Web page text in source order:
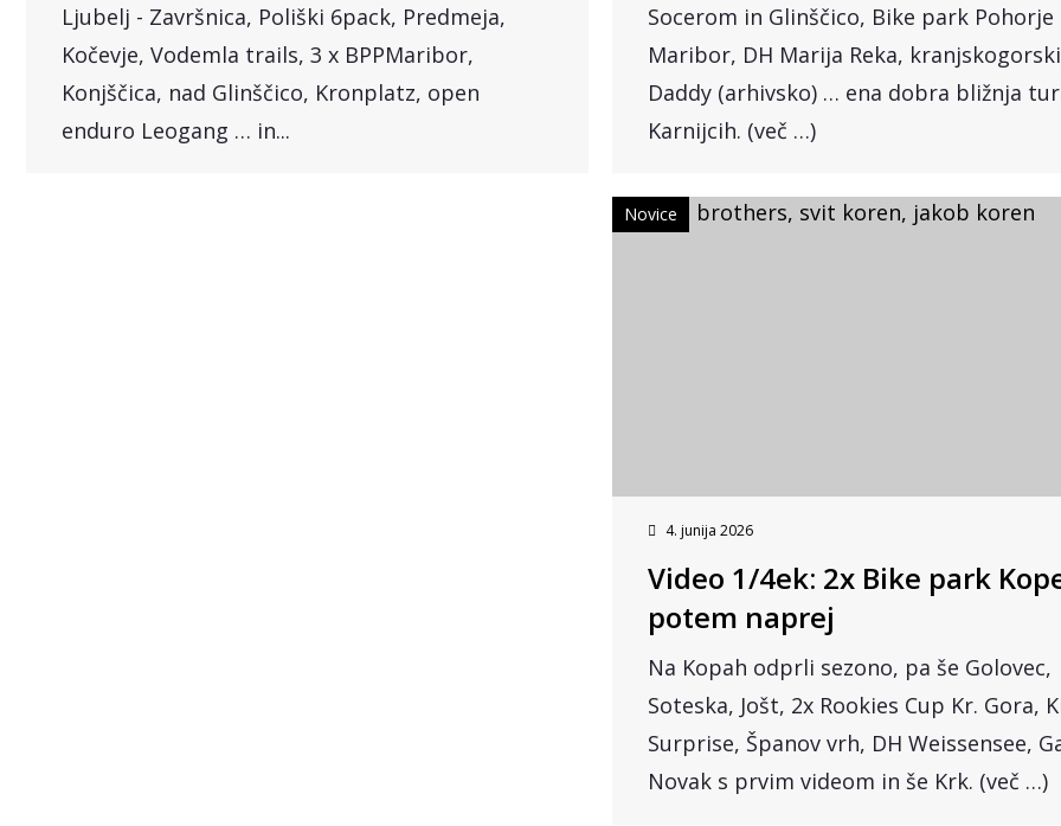
Ljubelj - Završnica, Poliški 6pack, Predmeja,
Kočevje, Vodemla trails, 3 x BPPMaribor,
Konjščica, nad Glinščico, Kronplatz, open
enduro Leogang … in...
Socerom in Glinščico, Bike park Pohorje
Maribor, DH Marija Reka,
Daddy (arhivsko) … ena dobra bližnja
Karnijcih. (več …)
4. junija 2026
Video 1/4ek: 2x Bike park
potem naprej
Na Kopah odprli sezono, pa še Golovec,
Soteska, Jošt, 2x Rookies Cup Kr. Gora,
Surprise, Španov vrh, DH Weissensee,
Novak s prvim videom in še Krk. (več …)
Novice